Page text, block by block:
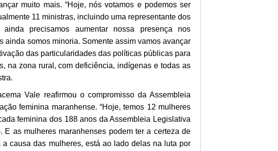
muito mais. “Hoje, nós votamos e podemos ser
11 ministras, incluindo uma representante dos
precisamos aumentar nossa presença nos
ainda somos minoria. Somente assim vamos avançar
das particularidades das políticas públicas para
na zona rural, com deficiência, indígenas e todas as
Vale reafirmou o compromisso da Assembleia
feminina maranhense. “Hoje, temos 12 mulheres
feminina dos 188 anos da Assembleia Legislativa
E as mulheres maranhenses podem ter a certeza de
causa das mulheres, está ao lado delas na luta por